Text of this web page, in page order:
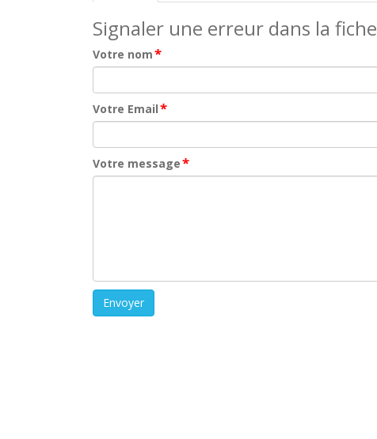
Signaler une erreur dans la fiche
Votre nom*
Votre Email*
Votre message*